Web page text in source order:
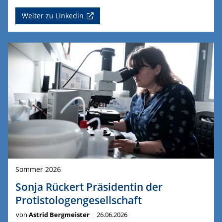
Weiter zu Linkedin
Sommer 2026
Sonja Rückert Präsidentin der
Protistologengesellschaft
von Astrid Bergmeister 26.06.2026